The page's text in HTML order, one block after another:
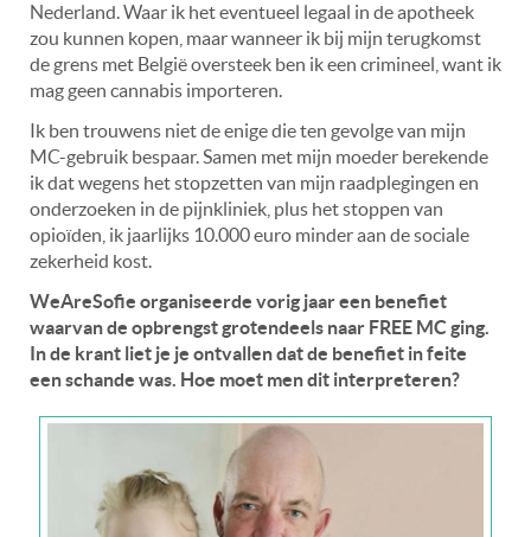
Nederland. Waar ik het eventueel legaal in de apotheek
zou kunnen kopen, maar wanneer ik bij mijn terugkomst
de grens met België oversteek ben ik een crimineel, want ik
mag geen cannabis importeren.
Ik ben trouwens niet de enige die ten gevolge van mijn
MC-gebruik bespaar. Samen met mijn moeder berekende
ik dat wegens het stopzetten van mijn raadplegingen en
onderzoeken in de pijnkliniek, plus het stoppen van
opioïden, ik jaarlijks 10.000 euro minder aan de sociale
zekerheid kost.
WeAreSofie organiseerde vorig jaar een benefiet
waarvan de opbrengst grotendeels naar FREE MC ging.
In de krant liet je je ontvallen dat de benefiet in feite
een schande was. Hoe moet men dit interpreteren?